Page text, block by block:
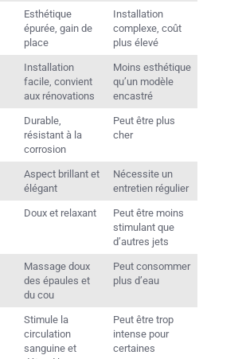
Esthétique
épurée, gain de
place
Installation
complexe, coût
plus élevé
Installation
facile, convient
aux rénovations
Moins esthétique
qu’un modèle
encastré
Durable,
résistant à la
corrosion
Peut être plus
cher
Aspect brillant et
élégant
Nécessite un
entretien régulier
Doux et relaxant
Peut être moins
stimulant que
d’autres jets
Massage doux
des épaules et
du cou
Peut consommer
plus d’eau
Stimule la
circulation
sanguine et
Peut être trop
intense pour
certaines